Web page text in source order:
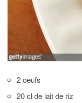
2 oeufs
20 cl de lait de riz